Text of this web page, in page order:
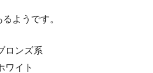
ようです。
ズ系
ト